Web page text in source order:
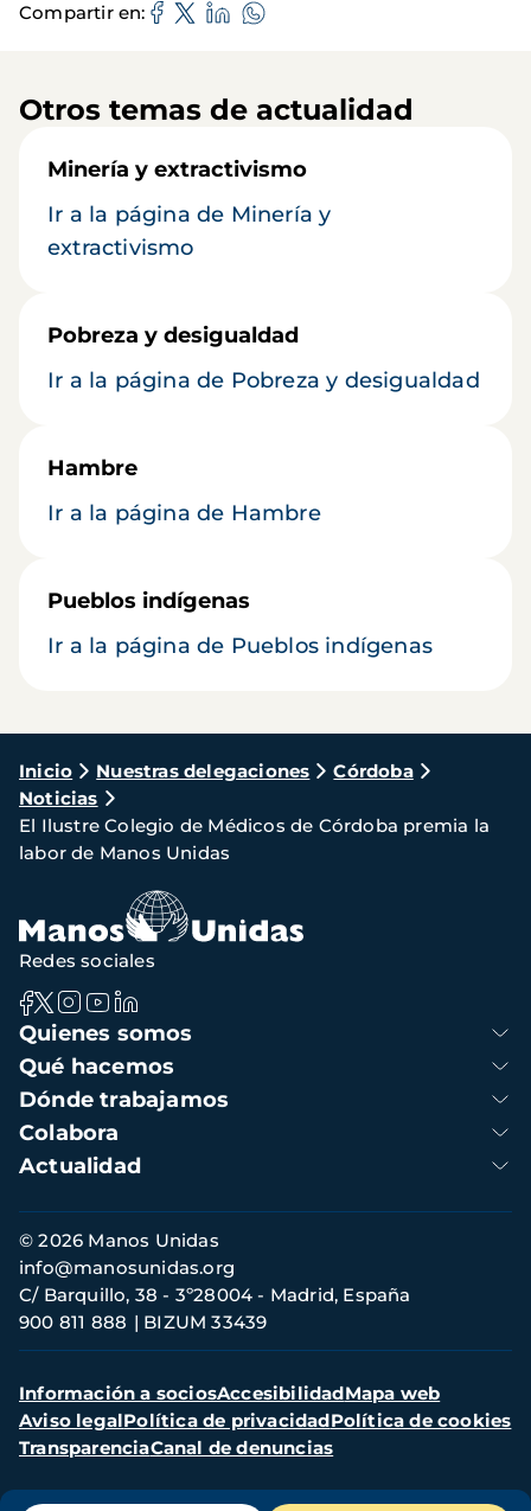
Compartir en
Otros temas de actualidad
Minería y extractivismo
Ir a la página de Minería y
extractivismo
Pobreza y desigualdad
Ir a la página de Pobreza y desigualdad
Hambre
Ir a la página de Hambre
Pueblos indígenas
Ir a la página de Pueblos indígenas
Ruta
de
navegación
Inicio Nuestras delegaciones
Córdoba
Noticias
El Ilustre Colegio de Médicos de Córdoba premia la
labor de Manos Unidas
Navegación
principal
Quienes somos
Qué hacemos
Dónde trabajamos
Colabora
Actualidad
Redes sociales
Información
de
contacto
© 2026 Manos Unidas
C/ Barquillo, 38 - 3º28004 - Madrid, España
900 811 888
BIZUM 33439
info@manosunidas.org
Menú
secundario
Información a sociosAccesibilidadMapa web
Aviso legalPolítica de privacidadPolítica de cookies
TransparenciaCanal de denuncias